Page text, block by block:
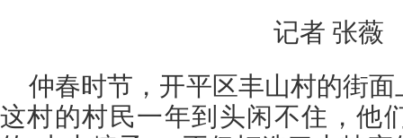
记者 张薇
仲春时节，开平区丰山村的街
这村的村民一年到头闲不住，他